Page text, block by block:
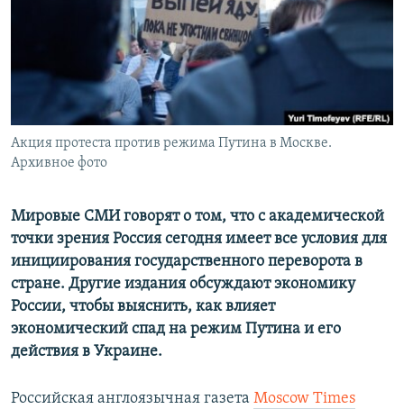
ПОБЕДИТЕЛЕЙ НЕ СУДЯТ?
КРЫМ.НЕПОКОРЕННЫЙ
ELIFBE
УКРАИНСКАЯ ПРОБЛЕМА КРЫМА
ПРИСОЕДИНЯЙТЕСЬ!
Все сайты RFE/RL
Акция протеста против режима Путина в Москве.
Архивное фото
Мировые СМИ говорят о том, что с академической
точки зрения Россия сегодня имеет все условия для
инициирования государственного переворота в
стране. Другие издания обсуждают экономику
России, чтобы выяснить, как влияет
экономический спад на режим Путина и его
действия в Украине.
Российская англоязычная газета Moscow Times